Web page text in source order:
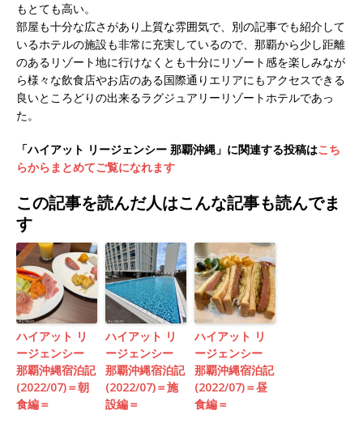
もとても高い。
部屋も十分な広さがあり上質な雰囲気で、別の記事でも紹介して
いるホテルの施設も非常に充実しているので、那覇から少し距離
のあるリゾート地に行けなくとも十分にリゾート感を楽しみなが
ら様々な飲食店やお店のある国際通りエリアにもアクセスできる
良いところどりの出来るラグジュアリーリゾートホテルであっ
た。
「ハイアット リージェンシー 那覇沖縄」に関連する投稿はこち
らからまとめてご覧になれます
この記事を読んだ人はこんな記事も読んでま
す
ハイアット リ
ージェンシー
那覇沖縄宿泊記
(2022/07)＝朝
食編＝
ハイアット リ
ージェンシー
那覇沖縄宿泊記
(2022/07)＝施
設編＝
ハイアット リ
ージェンシー
那覇沖縄宿泊記
(2022/07)＝昼
食編＝